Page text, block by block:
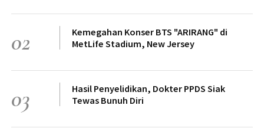
02
Kemegahan Konser BTS "ARIRANG" di
MetLife Stadium, New Jersey
03
Hasil Penyelidikan, Dokter PPDS Siak
Tewas Bunuh Diri